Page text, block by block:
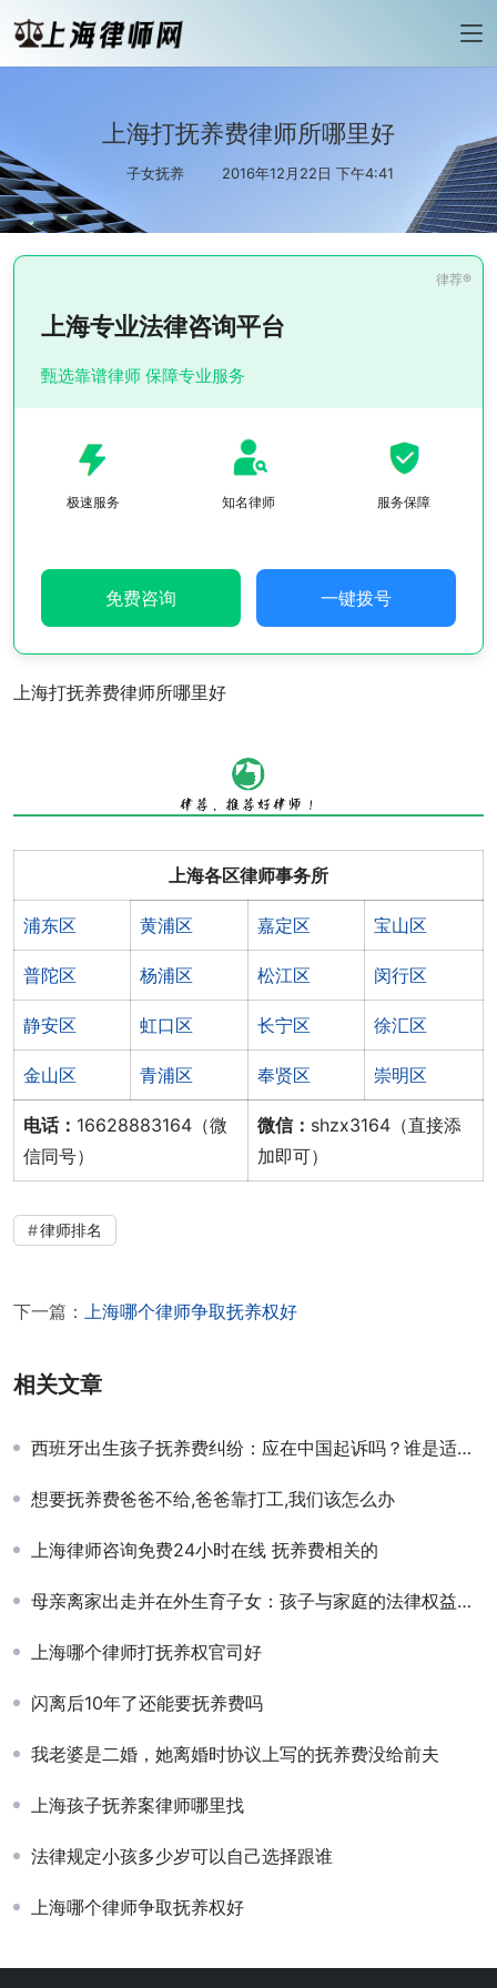
上海打抚养费律师所哪里好
子女抚养 2016年12月22日 下午4:41
上海专业法律咨询平台
甄选靠谱律师 保障专业服务
极速服务 知名律师 服务保障
免费咨询 一键拨号
上海打抚养费律师所哪里好
上海各区律师事务所
浦东区 黄浦区 嘉定区 宝山区
普陀区 杨浦区 松江区 闵行区
静安区 虹口区 长宁区 徐汇区
金山区 青浦区 奉贤区 崇明区
电话： 16628883164（微
信同号）
微信： shzx3164（直接添
加即可）
律师排名
下一篇： 上海哪个律师争取抚养权好
相关文章
西班牙出生孩子抚养费纠纷：应在中国起诉吗？谁是适格原告？
想要抚养费爸爸不给,爸爸靠打工,我们该怎么办
上海律师咨询免费24小时在线 抚养费相关的
母亲离家出走并在外生育子女：孩子与家庭的法律权益探讨
上海哪个律师打抚养权官司好
闪离后10年了还能要抚养费吗
我老婆是二婚，她离婚时协议上写的抚养费没给前夫
上海孩子抚养案律师哪里找
法律规定小孩多少岁可以自己选择跟谁
上海哪个律师争取抚养权好